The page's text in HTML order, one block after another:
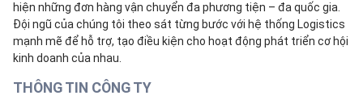
hiện những đơn hàng vận chuyển đa phương tiện – đa quốc gia.
Đội ngũ của chúng tôi theo sát từng bước với hệ thống Logistics
mạnh mẽ để hỗ trợ, tạo điều kiện cho hoạt động phát triển cơ hội
kinh doanh của nhau.
THÔNG TIN CÔNG TY